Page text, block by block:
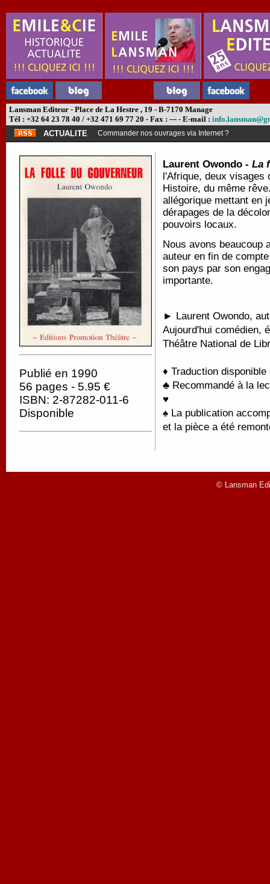
Lansman Editeur - Place de La Hestre , 19 - B-7170 Manage
Tél : +32 64 23 78 40 / +32 471 69 77 20 - Fax : --- - E-mail :
ACTUALITE
Commander nos ouvrages via Internet ?
Publié en 1990
56 pages - 5.95 €
ISBN: 2-87282-011-6
Disponible
Laurent Owondo - La
l'Afrique, deux visages
Histoire, du même
allégorique mettant en
dérapages de la
pouvoirs locaux.
Nous avons beaucoup
auteur en fin de
son pays par son
importante.
► Laurent Owondo,
Aujourd'hui comédien,
Théâtre National de
♦ Traduction
♣ Recommandé à la
♥
♠ La publication
et la pièce a été
© Lansman